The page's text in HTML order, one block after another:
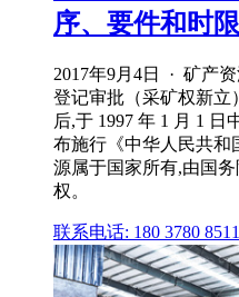
序、要件和时限
2017年9月4日 · 矿产
登记审批（采矿权新立
后,于 1997 年 1 月 1
布施行《中华人民共和
源属于国家所有,由国
权。
联系电话: 180 3780 8511